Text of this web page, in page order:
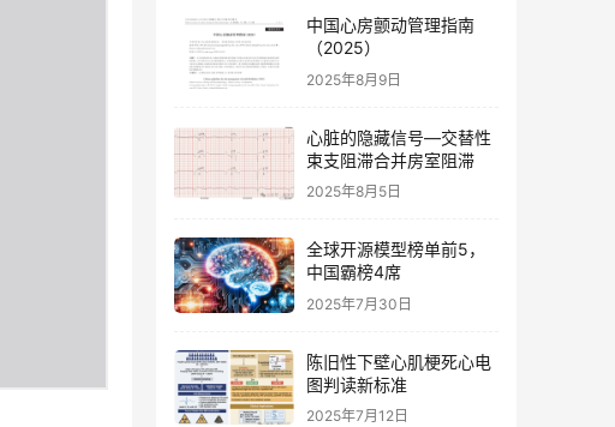
中国心房颤动管理指南
（2025）
2025年8月9日
心脏的隐藏信号—交替性
束支阻滞合并房室阻滞
2025年8月5日
全球开源模型榜单前5，
中国霸榜4席
2025年7月30日
陈旧性下壁心肌梗死心电
图判读新标准
2025年7月12日